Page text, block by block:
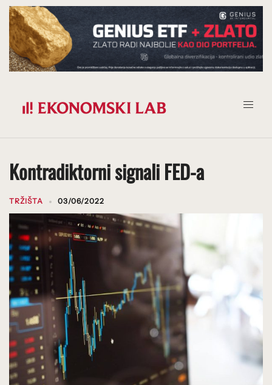
Prijeđi
na
sadržaj
Kontradiktorni signali FED-a
TRŽIŠTA 03/06/2022